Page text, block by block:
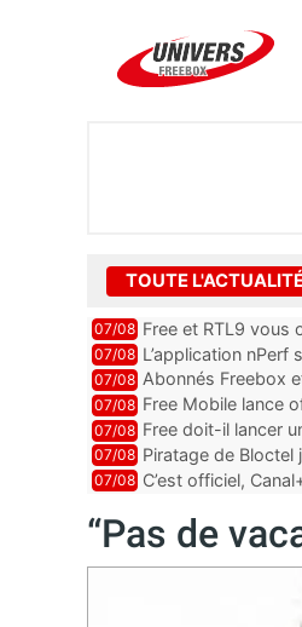
TOUTE
07/08 Free et RTL9 vous
l’obtenir
07/08 L’application
Mobile, Orange,
07/08 Abonnés Freebox
07/08 Free Mobile lance
des promos et des
07/08 Free doit-il lancer
07/08 Piratage de Bloctel
auraient fuité
07/08 C’est officiel,
“Pas de